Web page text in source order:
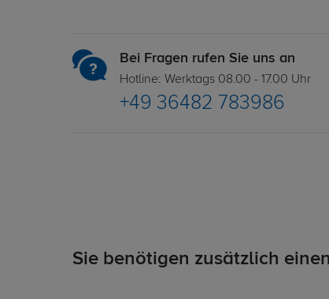
Bei Fragen rufen Sie uns an
Hotline: Werktags 08.00 - 17.00 Uhr
+49 36482 783986
Sie benötigen zusätzlich